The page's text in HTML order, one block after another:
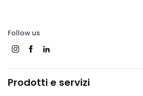
Follow us
Prodotti e servizi